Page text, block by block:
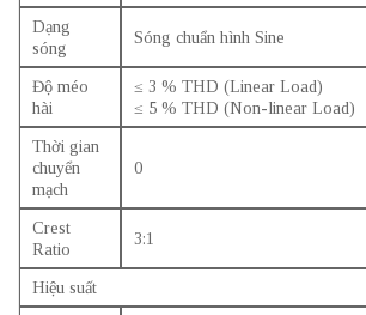
Dạng
sóng
Sóng chuẩn hình Sine
Độ méo
hài
≤ 3 % THD (Linear Load)
≤ 5 % THD (Non-linear Load)
Thời gian
chuyển
mạch
0
Crest
Ratio
3:1
Hiệu suất